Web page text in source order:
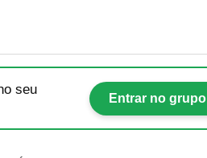
seu
Entrar no grupo